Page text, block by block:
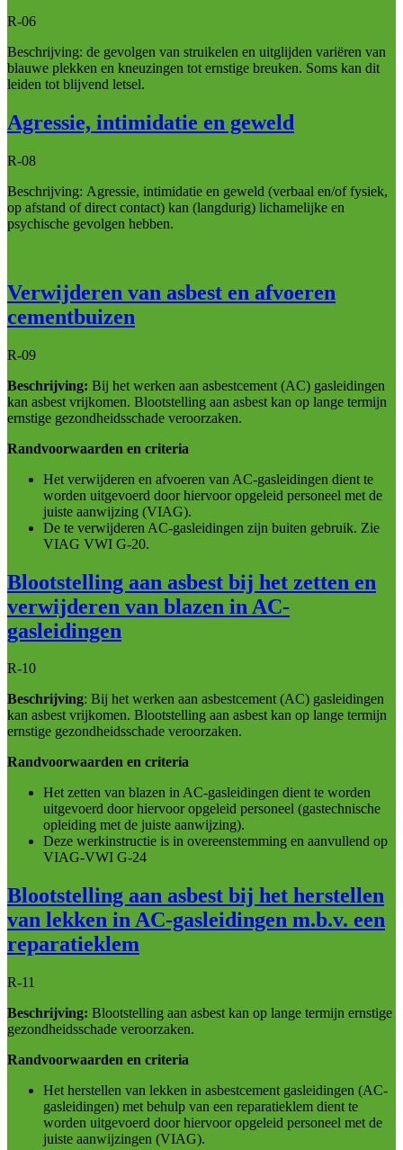
R-06
Beschrijving: de gevolgen van struikelen en uitglijden variëren van
blauwe plekken en kneuzingen tot ernstige breuken. Soms kan dit
leiden tot blijvend letsel.
Agressie, intimidatie en geweld
R-08
Beschrijving: Agressie, intimidatie en geweld (verbaal en/of fysiek,
op afstand of direct contact) kan (langdurig) lichamelijke en
psychische gevolgen hebben.
Verwijderen van asbest en afvoeren
cementbuizen
R-09
Beschrijving: Bij het werken aan asbestcement (AC) gasleidingen
kan asbest vrijkomen. Blootstelling aan asbest kan op lange termijn
ernstige gezondheidsschade veroorzaken.
Randvoorwaarden en criteria
Het verwijderen en afvoeren van AC-gasleidingen dient te
worden uitgevoerd door hiervoor opgeleid personeel met de
juiste aanwijzing (VIAG).
De te verwijderen AC-gasleidingen zijn buiten gebruik. Zie
VIAG VWI G-20.
Blootstelling aan asbest bij het zetten en
verwijderen van blazen in AC-
gasleidingen
R-10
Beschrijving: Bij het werken aan asbestcement (AC) gasleidingen
kan asbest vrijkomen. Blootstelling aan asbest kan op lange termijn
ernstige gezondheidsschade veroorzaken.
Randvoorwaarden en criteria
Het zetten van blazen in AC-gasleidingen dient te worden
uitgevoerd door hiervoor opgeleid personeel (gastechnische
opleiding met de juiste aanwijzing).
Deze werkinstructie is in overeenstemming en aanvullend op
VIAG-VWI G-24
Blootstelling aan asbest bij het herstellen
van lekken in AC-gasleidingen m.b.v. een
reparatieklem
R-11
Beschrijving: Blootstelling aan asbest kan op lange termijn ernstige
gezondheidsschade veroorzaken.
Randvoorwaarden en criteria
Het herstellen van lekken in asbestcement gasleidingen (AC-
gasleidingen) met behulp van een reparatieklem dient te
worden uitgevoerd door hiervoor opgeleid personeel met de
juiste aanwijzingen (VIAG).